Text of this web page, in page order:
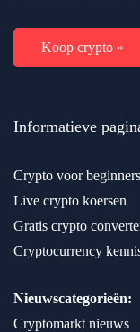
Koop crypto »
Informatieve
Crypto voor beginners
Live crypto koersen
Gratis crypto
Cryptocurrency
Nieuwscategorieën:
Cryptomarkt nieuws